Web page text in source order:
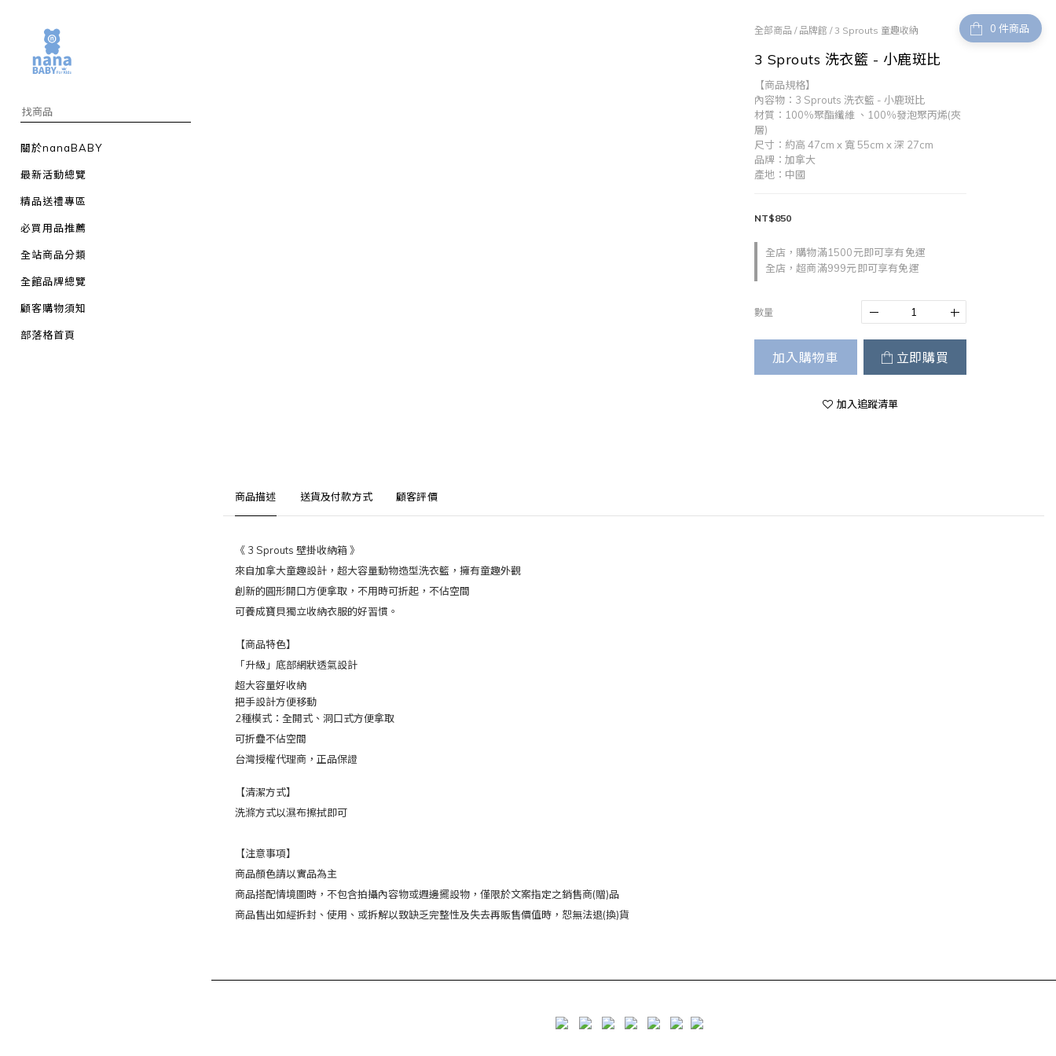
關於nanaBABY
最新活動總覽
精品送禮專區
必買用品推薦
全站商品分類
全館品牌總覽
顧客購物須知
部落格首頁
件商品
全部商品 / 品牌館 /3 Sprouts 童趣收納
3 Sprouts 洗衣籃 - 小鹿斑比
【商品規格】
內容物：3 Sprouts 洗衣籃 - 小鹿斑比
材質：100％聚酯纖維 、100％發泡聚丙烯(夾
層)
尺寸：約高 47cm x 寬 55cm x 深 27cm
品牌：加拿大
產地：中國
全店，購物滿1500元即可享有免運
全店，超商滿999元即可享有免運
NT$850
數量
加入購物車 立即購買
加入追蹤清單
商品描述 送貨及付款方式 顧客評價
《 3 Sprouts 壁掛收納箱 》
來自加拿大童趣設計，超大容量動物造型洗衣籃，擁有童趣外觀
創新的圓形開口方便拿取，不用時可折起，不佔空間
可養成寶貝獨立收納衣服的好習慣。
【商品特色】
「升級」底部網狀透氣設計
超大容量好收納
把手設計方便移動
2種模式：全開式、洞口式方便拿取
可折疊不佔空間
台灣授權代理商，正品保證
【清潔方式】
洗滌方式以濕布擦拭即可
【注意事項】
商品顏色請以實品為主
商品搭配情境圖時，不包含拍攝內容物或週邊擺設物，僅限於文案指定之銷售商(贈)品
商品售出如經拆封、使用、或拆解以致缺乏完整性及失去再販售價值時，恕無法退(換)貨